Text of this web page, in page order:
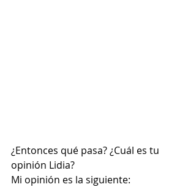
¿Entonces qué pasa? ¿Cuál es tu
opinión Lidia?
Mi opinión es la siguiente: